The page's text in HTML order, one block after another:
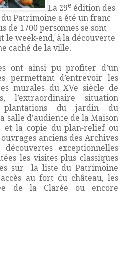
La 29e édition des
Patrimoine a été un franc
de 1700 personnes se sont
le week-end, à la découverte
caché de la ville.
ont ainsi pu profiter d’un
permettant d’entrevoir les
murales du XVe siècle de
l’extraordinaire situation
plantations du jardin du
salle d’audience de la Maison
et la copie du plan-relief ou
anciens des Archives
exceptionnelles
les visites plus classiques
sur
la liste du Patrimoine
au fort du château, les
de la Clarée ou encore